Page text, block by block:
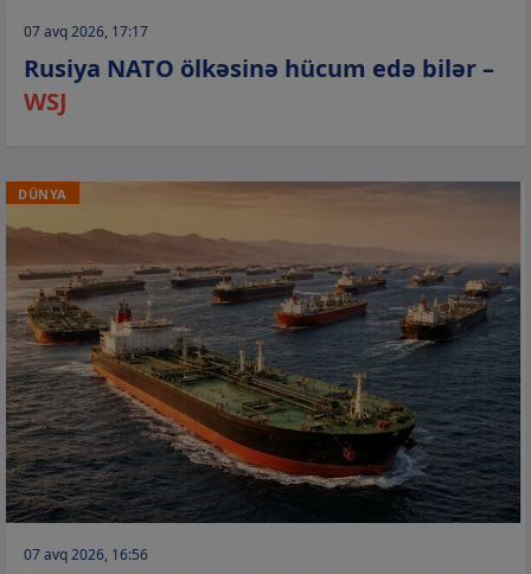
07 avq 2026, 17:17
Rusiya NATO ölkəsinə hücum edə bilər –
WSJ
DÜNYA
07 avq 2026, 16:56